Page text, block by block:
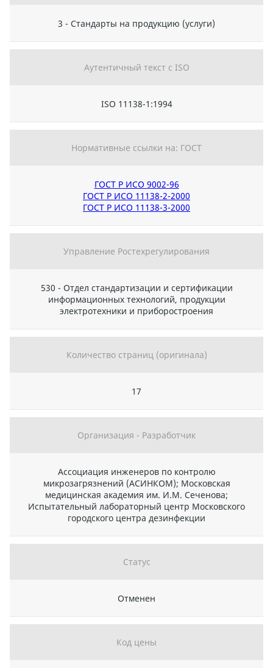
3 - Стандарты на продукцию (услуги)
Аутентичный текст с ISO
ISO 11138-1:1994
Нормативные ссылки на: ГОСТ
ГОСТ Р ИСО 9002-96
ГОСТ Р ИСО 11138-2-2000
ГОСТ Р ИСО 11138-3-2000
Управление Ростехрегулирования
530 - Отдел стандартизации и сертификации
информационных технологий, продукции
электротехники и приборостроения
Количество страниц (оригинала)
17
Организация - Разработчик
Ассоциация инженеров по контролю
микрозагрязнений (АСИНКОМ); Московская
медицинская академия им. И.М. Сеченова;
Испытательный лабораторный центр Московского
городского центра дезинфекции
Статус
Отменен
Код цены